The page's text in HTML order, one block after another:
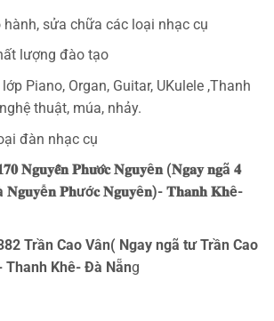
hành, sửa chữa các loại nhạc cụ
lượng đào tạo
Piano, Organ, Guitar, UKulele ,Thanh
thuật, múa, nhảy.
đàn nhạc cụ
𝐍𝐠𝐮𝐲𝐞̂̃𝐧 𝐏𝐡𝐮̛𝐨̛́𝐜 𝐍𝐠𝐮𝐲ê𝐧 (𝐍𝐠𝐚𝐲 𝐧𝐠ã 𝟒
𝐍𝐠𝐮𝐲ễ𝐧 𝐏𝐡ướ𝐜 𝐍𝐠𝐮𝐲ê𝐧)- 𝐓𝐡𝐚𝐧𝐡 𝐊𝐡ê-
Trần Cao Vân( Ngay ngã tư Trần Cao
Thanh Khê- Đà Nẵng